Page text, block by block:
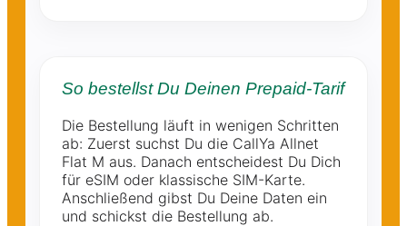
So bestellst Du Deinen Prepaid-Tarif
Die Bestellung läuft in wenigen Schritten
ab: Zuerst suchst Du die CallYa Allnet
Flat M aus. Danach entscheidest Du Dich
für eSIM oder klassische SIM-Karte.
Anschließend gibst Du Deine Daten ein
und schickst die Bestellung ab.